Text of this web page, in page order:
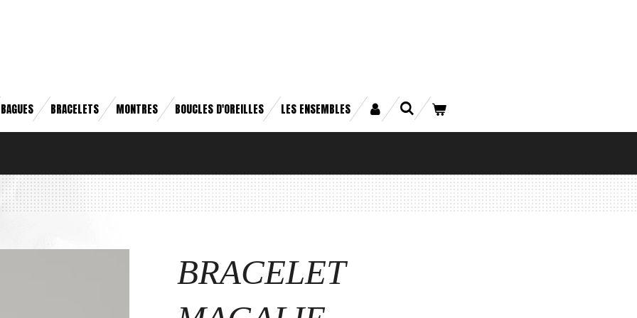
BAGUES BRACELETS MONTRES BOUCLES D'OREILLES LES ENSEMBLES
BRACELET